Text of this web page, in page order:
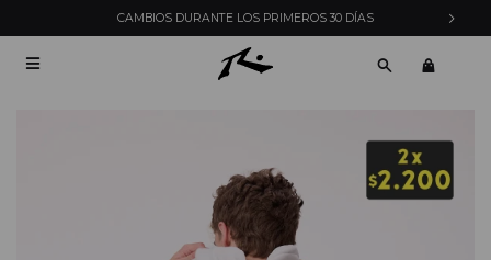
CAMBIOS DURANTE LOS PRIMEROS 30 DÍAS
